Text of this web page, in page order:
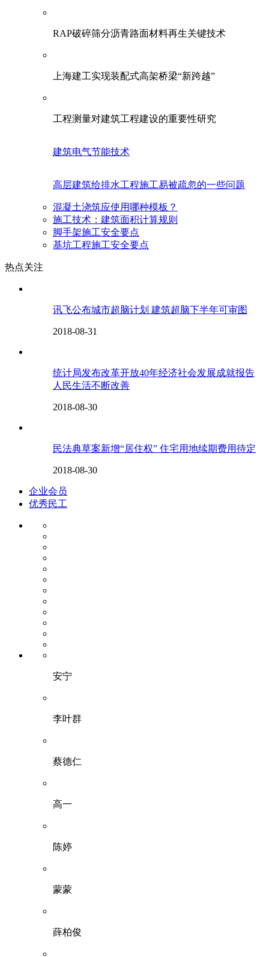
RAP破碎筛分沥青路面材料再生关键技术
上海建工实现装配式高架桥梁“新跨越”
工程测量对建筑工程建设的重要性研究
建筑电气节能技术
高层建筑给排水工程施工易被疏忽的一些问题
混凝土浇筑应使用哪种模板？
施工技术：建筑面积计算规则
脚手架施工安全要点
基坑工程施工安全要点
热点关注
讯飞公布城市超脑计划 建筑超脑下半年可审图
2018-08-31
统计局发布改革开放40年经济社会发展成就报告
人民生活不断改善
2018-08-30
民法典草案新增“居住权” 住宅用地续期费用待定
2018-08-30
企业会员
优秀民工
安宁
李叶群
蔡德仁
高一
陈婷
蒙蒙
薛柏俊